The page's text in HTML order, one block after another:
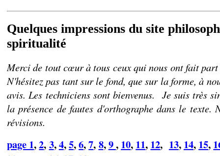
Quelques impressions du site
spiritualité
Merci de tout cœur à tous ceux qui nous ont fait part
N'hésitez pas tant sur le fond, que sur la forme, à
avis. Les techniciens sont bienvenus. Je suis très
la présence de fautes d'orthographe dans le texte.
révisions.
page 1,2, 3,4,5,6,7, 8,9, 10, 11, 12, 13, 14, 15,